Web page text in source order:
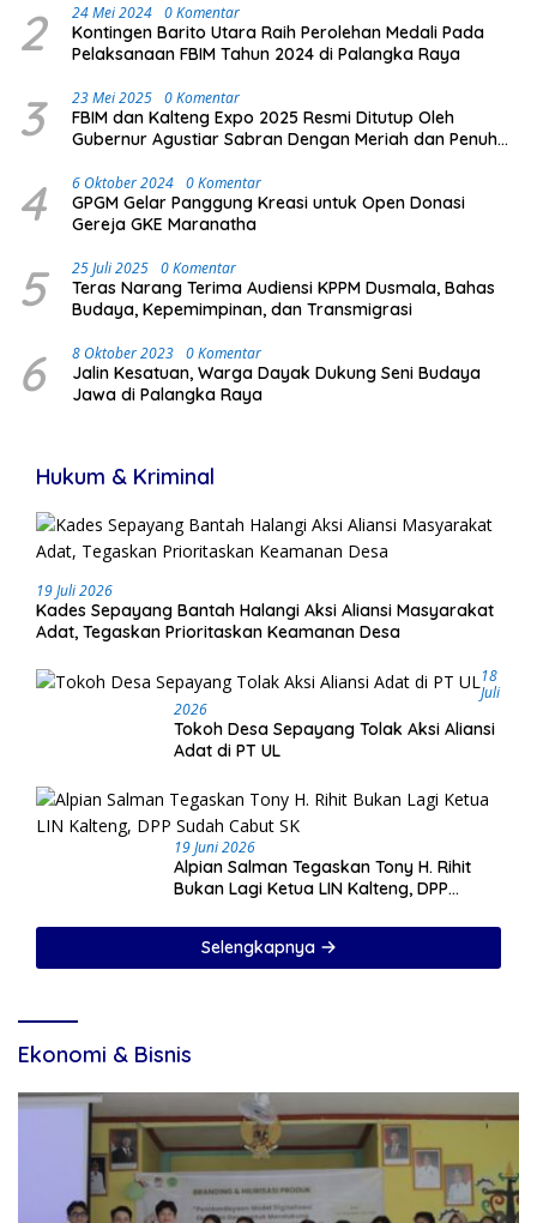
2 24 Mei 2024 0 Komentar
Kontingen Barito Utara Raih Perolehan Medali Pada
Pelaksanaan FBIM Tahun 2024 di Palangka Raya
3 23 Mei 2025 0 Komentar
FBIM dan Kalteng Expo 2025 Resmi Ditutup Oleh
Gubernur Agustiar Sabran Dengan Meriah dan Penuh
4 6 Oktober 2024 0 Komentar
GPGM Gelar Panggung Kreasi untuk Open Donasi
Gereja GKE Maranatha
5 25 Juli 2025 0 Komentar
Teras Narang Terima Audiensi KPPM Dusmala, Bahas
Budaya, Kepemimpinan, dan Transmigrasi
6 8 Oktober 2023 0 Komentar
Jalin Kesatuan, Warga Dayak Dukung Seni Budaya
Jawa di Palangka Raya
Hukum & Kriminal
19 Juli 2026
Kades Sepayang Bantah Halangi Aksi Aliansi Masyarakat
Adat, Tegaskan Prioritaskan Keamanan Desa
18
Juli
2026
Tokoh Desa Sepayang Tolak Aksi Aliansi
Adat di PT UL
19 Juni 2026
Alpian Salman Tegaskan Tony H. Rihit
Bukan Lagi Ketua LIN Kalteng, DPP
Selengkapnya
Ekonomi & Bisnis